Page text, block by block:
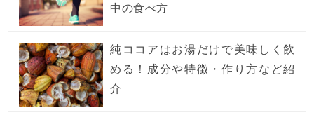
中の食べ方
純ココアはお湯だけで美味しく飲
める！成分や特徴・作り方など紹
介